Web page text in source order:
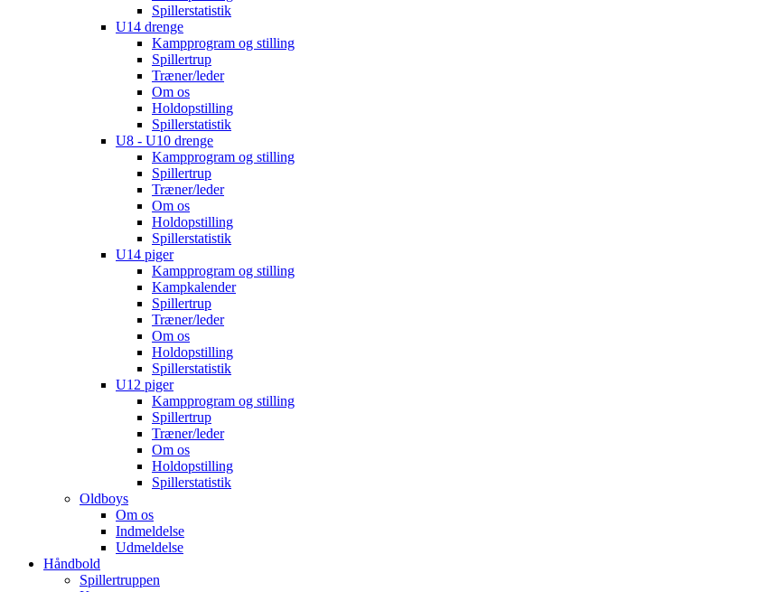
Spillerstatistik
U14 drenge
Kampprogram og stilling
Spillertrup
Træner/leder
Om os
Holdopstilling
Spillerstatistik
U8 - U10 drenge
Kampprogram og stilling
Spillertrup
Træner/leder
Om os
Holdopstilling
Spillerstatistik
U14 piger
Kampprogram og stilling
Kampkalender
Spillertrup
Træner/leder
Om os
Holdopstilling
Spillerstatistik
U12 piger
Kampprogram og stilling
Spillertrup
Træner/leder
Om os
Holdopstilling
Spillerstatistik
Oldboys
Om os
Indmeldelse
Udmeldelse
Håndbold
Spillertruppen